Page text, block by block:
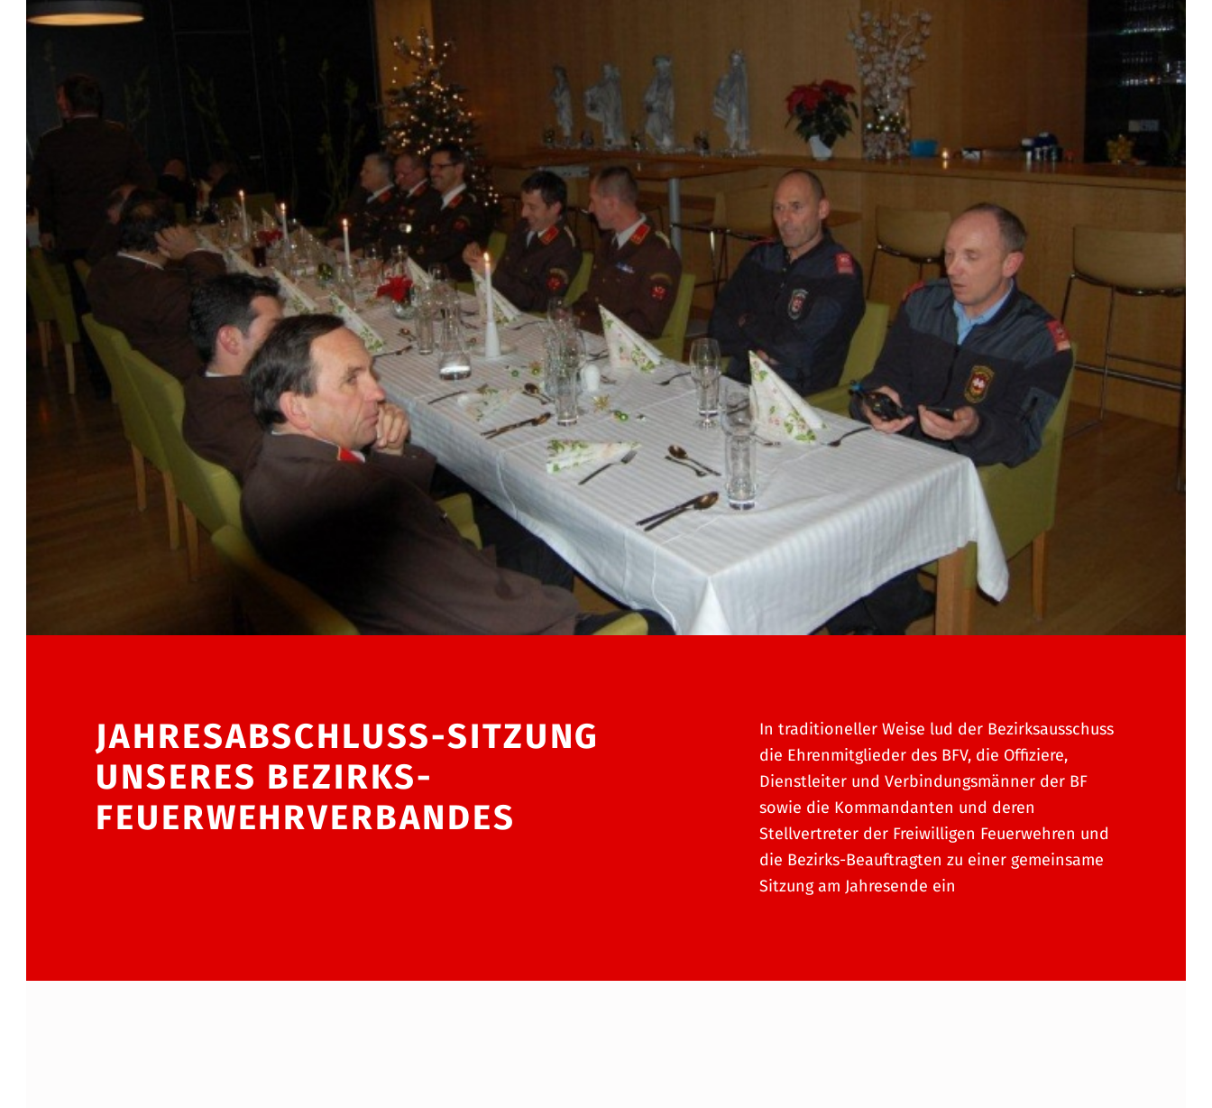
JAHRESABSCHLUSS-SITZUNG
UNSERES BEZIRKS-
FEUERWEHRVERBANDES
In traditioneller Weise lud der Bezirksausschuss
die Ehrenmitglieder des BFV, die Offiziere,
Dienstleiter und Verbindungsmänner der BF
sowie die Kommandanten und deren
Stellvertreter der Freiwilligen Feuerwehren und
die Bezirks-Beauftragten zu einer gemeinsame
Sitzung am Jahresende ein